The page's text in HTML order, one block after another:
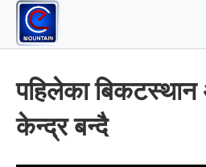
पहिलेका बिकटस्थान
केन्द्र बन्दै